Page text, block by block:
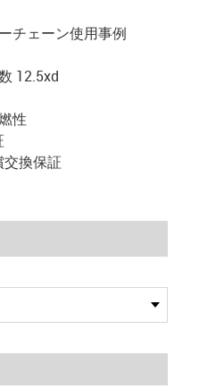
チェーン使用事例
12.5xd
性
換保証